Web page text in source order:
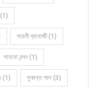
(1)
সায়নী ব্যানার্জী (1)
সাহানা নন্দন (1)
(1) সুকান্ত পাল (3)